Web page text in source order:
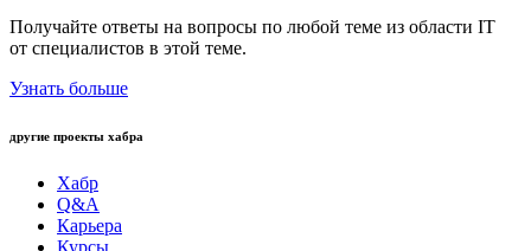
Получайте ответы на вопросы по любой теме из области IT
от специалистов в этой теме.
Узнать больше
другие проекты хабра
Хабр
Q&A
Карьера